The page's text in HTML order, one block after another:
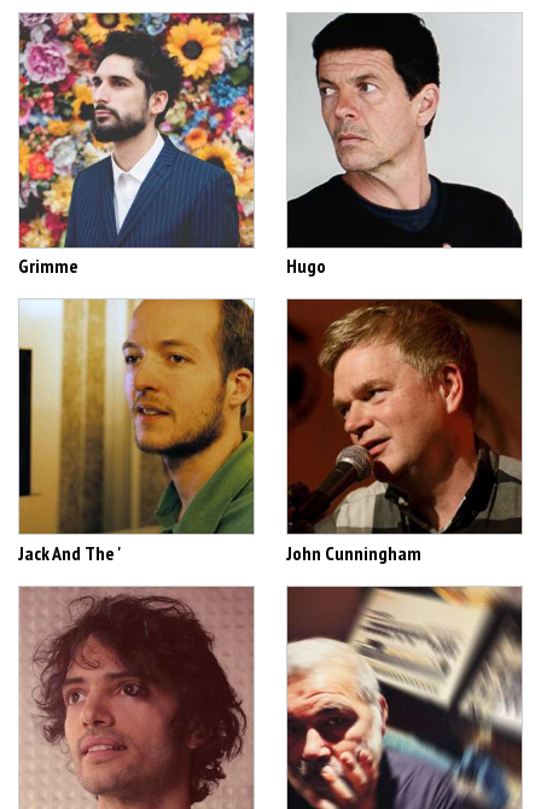
Grimme Hugo
Jack And The ' John Cunningham